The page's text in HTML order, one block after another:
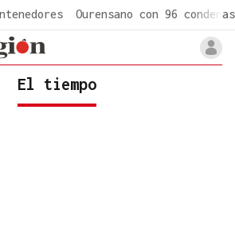
Ourensano con 96 condenas
El tiempo